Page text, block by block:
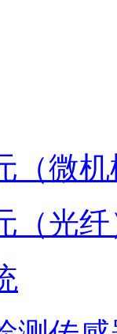
（微
（光纤